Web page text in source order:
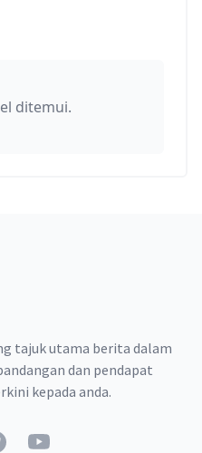
ditemui.
tajuk utama berita dalam
dan pendapat
kepada anda.
YouTube